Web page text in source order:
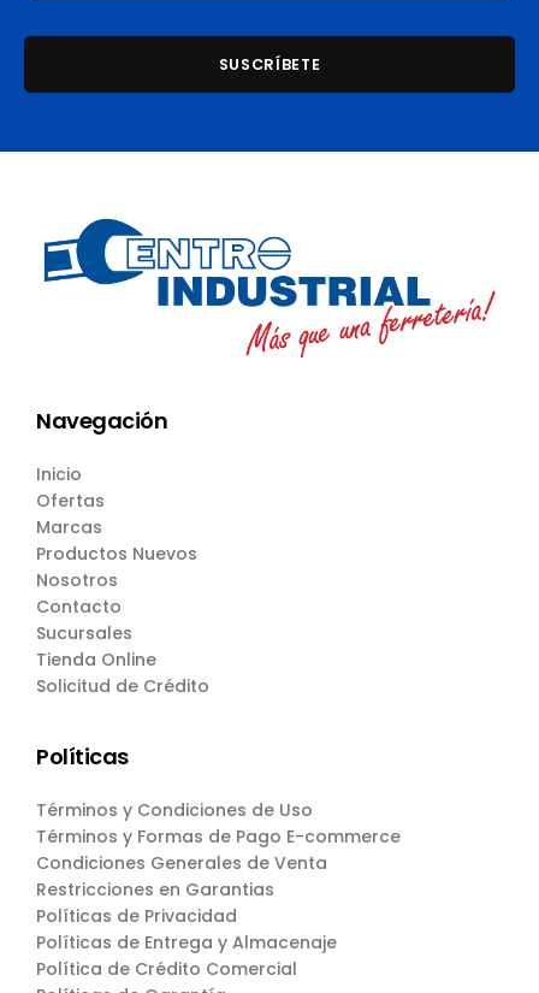
Navegación
Inicio
Ofertas
Marcas
Productos Nuevos
Nosotros
Contacto
Sucursales
Tienda Online
Solicitud de Crédito
Políticas
Términos y Condiciones de Uso
Términos y Formas de Pago E-commerce
Condiciones Generales de Venta
Restricciones en Garantias
Políticas de Privacidad
Políticas de Entrega y Almacenaje
Política de Crédito Comercial